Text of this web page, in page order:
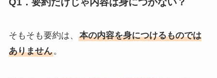
そもそも要約は、 本の内容を身につけるものでは
ありません。